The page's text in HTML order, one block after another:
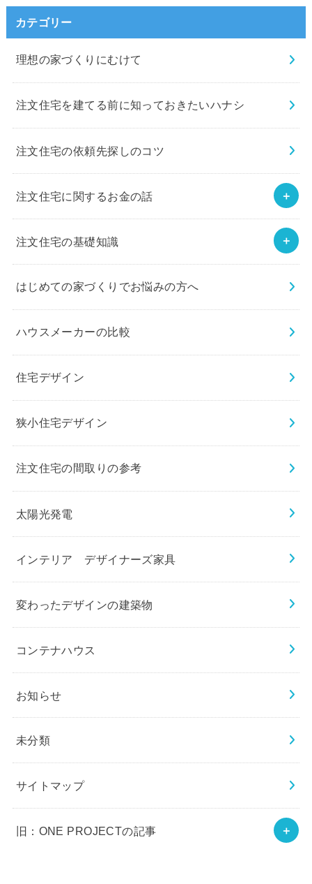
カテゴリー
理想の家づくりにむけて
注文住宅を建てる前に知っておきたいハナシ
注文住宅の依頼先探しのコツ
注文住宅に関するお金の話
注文住宅の基礎知識
はじめての家づくりでお悩みの方へ
ハウスメーカーの比較
住宅デザイン
狭小住宅デザイン
注文住宅の間取りの参考
太陽光発電
インテリア デザイナーズ家具
変わったデザインの建築物
コンテナハウス
お知らせ
未分類
サイトマップ
旧：ONE PROJECTの記事